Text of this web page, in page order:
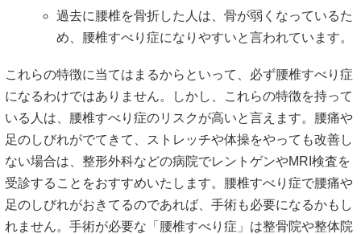
過去に腰椎を骨折した人は、骨が弱くなっているた
め、腰椎すべり症になりやすいと言われています。
これらの特徴に当てはまるからといって、必ず腰椎すべり症
になるわけではありません。しかし、これらの特徴を持って
いる人は、腰椎すべり症のリスクが高いと言えます。腰痛や
足のしびれがでてきて、ストレッチや体操をやっても改善し
ない場合は、整形外科などの病院でレントゲンやMRI検査を
受診することをおすすめいたします。腰椎すべり症で腰痛や
足のしびれがおきてるのであれば、手術も必要になるかもし
れません。手術が必要な「腰椎すべり症」は整骨院や整体院